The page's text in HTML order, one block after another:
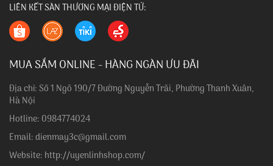
LIÊN KẾT SÀN THƯƠNG MẠI ĐIỆN TỬ:
MUA SẮM ONLINE - HÀNG NGÀN ƯU ĐÃI
Địa chỉ: Số 1 Ngõ 190/7 Đường Nguyễn Trãi, Phường Thanh Xuân,
Hà Nội
Hotline: 0984774024
Email: dienmay3c@gmail.com
Website: http://uyenlinhshop.com/